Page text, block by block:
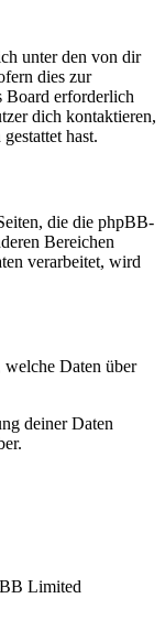
unter den von dir
dies zur
Board erforderlich
dich kontaktieren,
hast.
die die phpBB-
Bereichen
verarbeitet, wird
Daten über
deiner Daten
Limited